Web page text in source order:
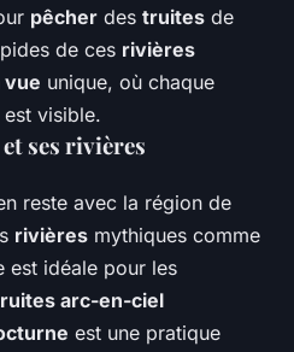
pêcher des truites de
de ces rivières
vue unique, où chaque
est visible.
ses rivières
reste avec la région de
rivières mythiques comme
est idéale pour les
arc-en-ciel
est une pratique